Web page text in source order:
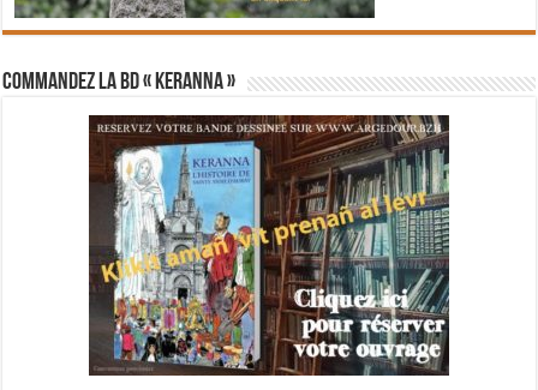
Commandez la BD « Keranna »